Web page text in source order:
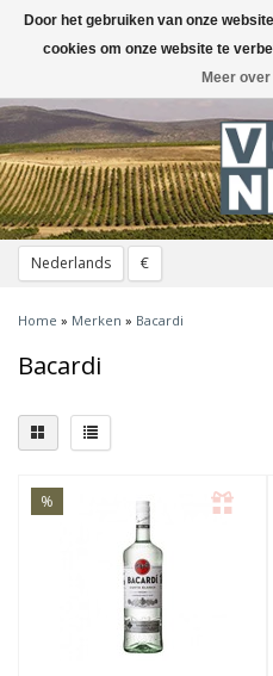
Nederlands €
Toggle
navigation
Home » Merken » Bacardi
Bacardi
%
Door het gebruiken van onze
cookies om onze website te
Meer